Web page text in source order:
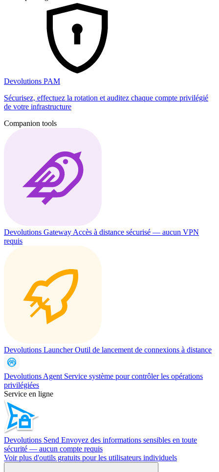
Devolutions PAM
Sécurisez, effectuez la rotation et auditez chaque compte privilégié
de votre infrastructure
Companion tools
Devolutions Gateway Accès à distance sécurisé — aucun VPN
requis
Devolutions LauncherOutil de lancement de connexions à distance
Devolutions Agent Service système pour contrôler les opérations
privilégiées
Service en ligne
Devolutions Send Envoyez des informations sensibles en toute
sécurité — aucun compte requis
Voir plus d'outils gratuits pour les utilisateurs individuels